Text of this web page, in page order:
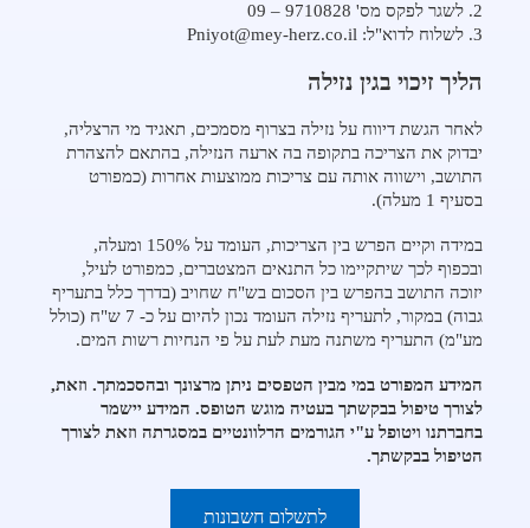
2. לשגר לפקס מס' 9710828 – 09
3. לשלוח לדוא"ל: Pniyot@mey-herz.co.il
הליך זיכוי בגין נזילה
לאחר הגשת דיווח על נזילה בצרוף מסמכים, תאגיד מי הרצליה,
יבדוק את הצריכה בתקופה בה ארעה הנזילה, בהתאם להצהרת
התושב, וישווה אותה עם צריכות ממוצעות אחרות (כמפורט
בסעיף 1 מעלה).
במידה וקיים הפרש בין הצריכות, העומד על 150% ומעלה,
ובכפוף לכך שיתקיימו כל התנאים המצטברים, כמפורט לעיל,
יזוכה התושב בהפרש בין הסכום בש"ח שחויב (בדרך כלל בתעריף
גבוה) במקור, לתעריף נזילה העומד נכון להיום על כ- 7 ש"ח (כולל
מע"מ) התעריף משתנה מעת לעת על פי הנחיות רשות המים.
המידע המפורט במי מבין הטפסים ניתן מרצונך ובהסכמתך. וזאת,
לצורך טיפול בבקשתך בעטיה מוגש הטופס. המידע יישמר
בחברתנו ויטופל ע"י הגורמים הרלוונטיים במסגרתה וזאת לצורך
הטיפול בבקשתך.
לתשלום חשבונות